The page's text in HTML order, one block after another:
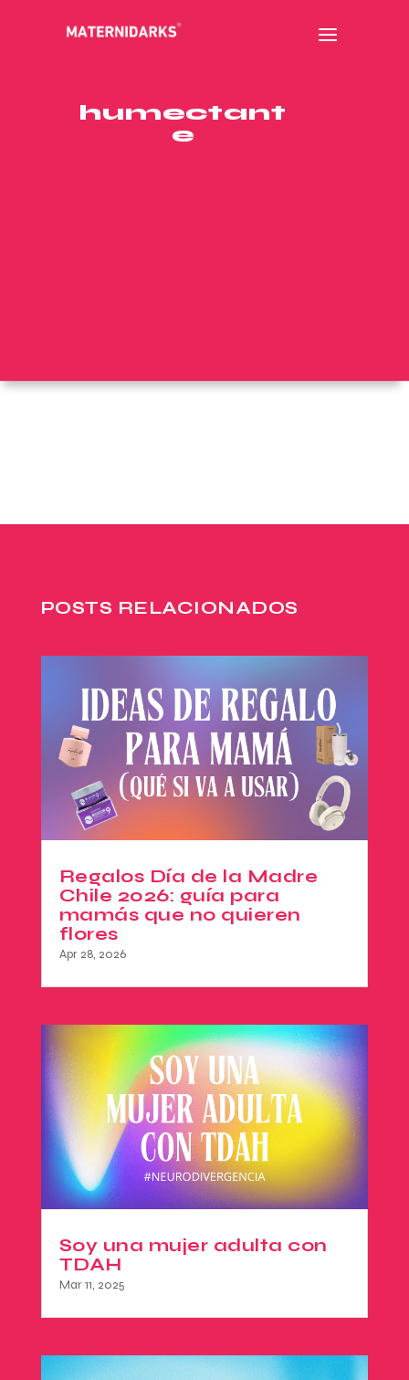
humectant
e
POSTS RELACIONADOS
Regalos Día de la Madre
Chile 2026: guía para
mamás que no quieren
flores
Apr 28, 2026
Soy una mujer adulta con
TDAH
Mar 11, 2025